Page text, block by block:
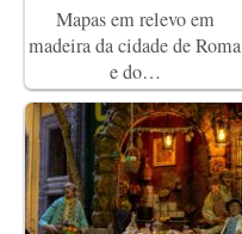
Mapas em relevo em
madeira da cidade de Roma
e do…